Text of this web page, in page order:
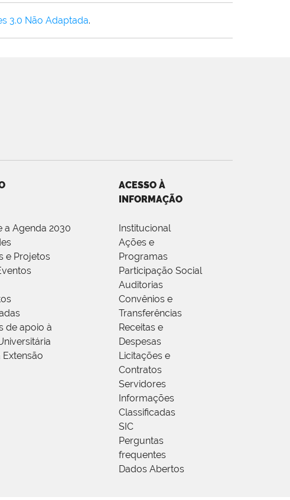
3.0 Não Adaptada.
a Agenda 2030
e Projetos
de apoio à
Extensão
ACESSO À
INFORMAÇÃO
Institucional
Ações e
Programas
Participação Social
Auditorias
Convênios e
Transferências
Receitas e
Despesas
Licitações e
Contratos
Servidores
Informações
Classificadas
SIC
Perguntas
frequentes
Dados Abertos